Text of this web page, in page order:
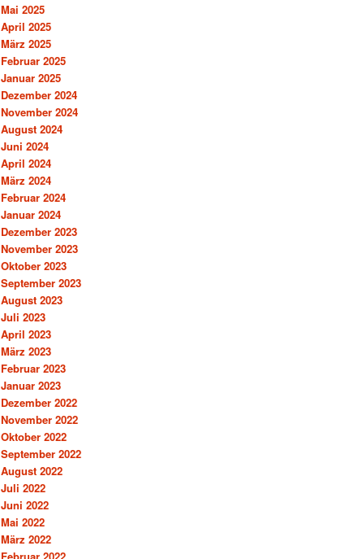
Mai 2025
April 2025
März 2025
Februar 2025
Januar 2025
Dezember 2024
November 2024
August 2024
Juni 2024
April 2024
März 2024
Februar 2024
Januar 2024
Dezember 2023
November 2023
Oktober 2023
September 2023
August 2023
Juli 2023
April 2023
März 2023
Februar 2023
Januar 2023
Dezember 2022
November 2022
Oktober 2022
September 2022
August 2022
Juli 2022
Juni 2022
Mai 2022
März 2022